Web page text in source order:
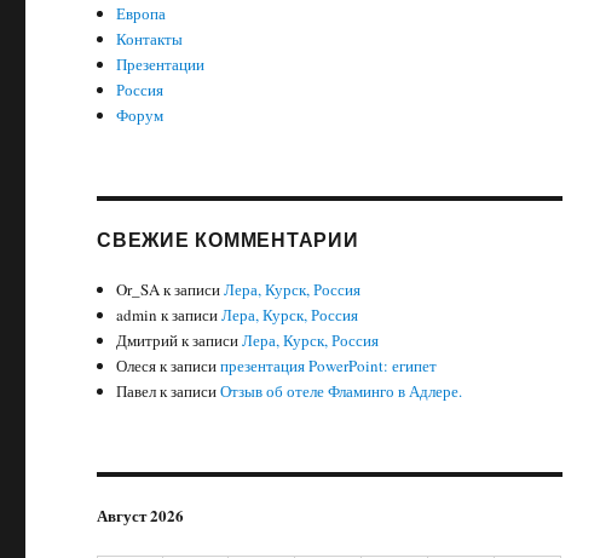
Европа
Контакты
Презентации
Россия
Форум
СВЕЖИЕ КОММЕНТАРИИ
Or_SAк записиЛера, Курск, Россия
admin к записиЛера, Курск, Россия
Дмитрийк записиЛера, Курск, Россия
Олесяк записипрезентация PowerPoint: египет
Павелк записиОтзыв об отеле Фламинго в Адлере.
Август 2026